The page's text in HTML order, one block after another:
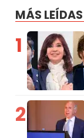
MÁS LEÍDAS
1
2